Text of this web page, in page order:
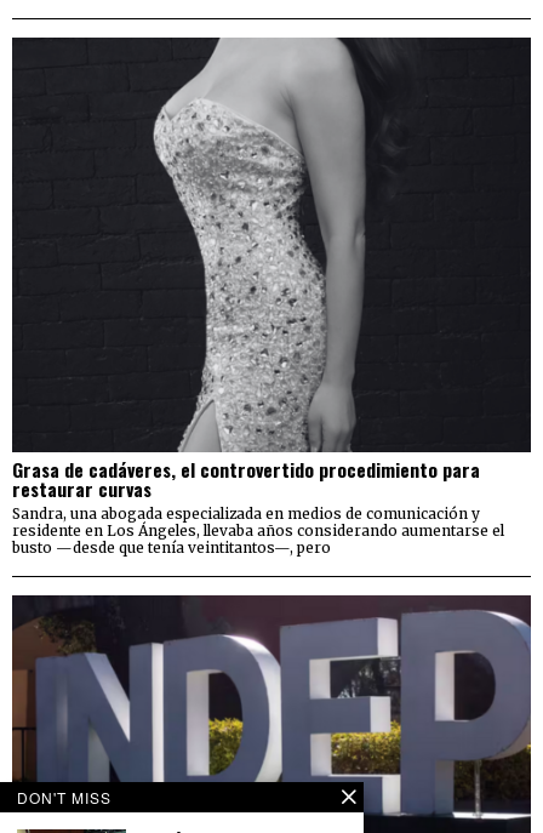
Grasa de cadáveres, el controvertido procedimiento para
restaurar curvas
Sandra, una abogada especializada en medios de comunicación y
residente en Los Ángeles, llevaba años considerando aumentarse el
busto —desde que tenía veintitantos—, pero
DON'T MISS